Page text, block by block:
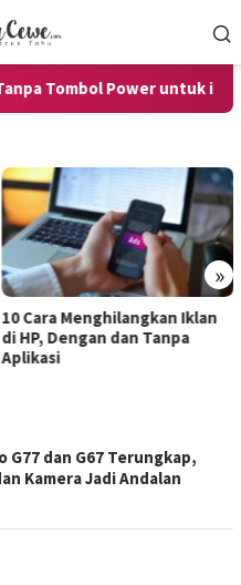
Tombol Power untuk
»
10 Cara Menghilangkan Iklan
di HP, Dengan dan Tanpa
Aplikasi
G77 dan G67 Terungkap,
Kamera Jadi Andalan